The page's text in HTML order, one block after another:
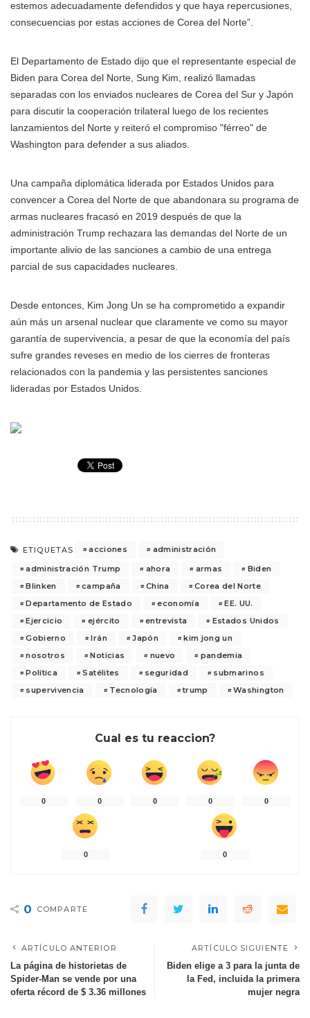
estemos adecuadamente defendidos y que haya repercusiones,
consecuencias por estas acciones de Corea del Norte”.
El Departamento de Estado dijo que el representante especial de
Biden para Corea del Norte, Sung Kim, realizó llamadas
separadas con los enviados nucleares de Corea del Sur y Japón
para discutir la cooperación trilateral luego de los recientes
lanzamientos del Norte y reiteró el compromiso "férreo" de
Washington para defender a sus aliados.
Una campaña diplomática liderada por Estados Unidos para
convencer a Corea del Norte de que abandonara su programa de
armas nucleares fracasó en 2019 después de que la
administración Trump rechazara las demandas del Norte de un
importante alivio de las sanciones a cambio de una entrega
parcial de sus capacidades nucleares.
Desde entonces, Kim Jong Un se ha comprometido a expandir
aún más un arsenal nuclear que claramente ve como su mayor
garantía de supervivencia, a pesar de que la economía del país
sufre grandes reveses en medio de los cierres de fronteras
relacionados con la pandemia y las persistentes sanciones
lideradas por Estados Unidos.
ETIQUETAS acciones
administración
administración Trump
ahora armas
Biden
Blinken
campaña China
Corea del Norte
Departamento de Estado
economía
EE. UU.
Ejercicio
ejército entrevista
Estados Unidos
Gobierno
Irán Japón
kim jong un
nosotros
Noticias nuevo
pandemia
Política
Satélites seguridad
submarinos
supervivencia
Tecnología trump Washington
Cual es tu reaccion?
0 0 0 0 0
0 0
0 COMPARTE
ARTÍCULO ANTERIOR
La página de historietas de
Spider-Man se vende por una
oferta récord de $ 3.36 millones
ARTÍCULO SIGUIENTE
Biden elige a 3 para la junta de
la Fed, incluida la primera
mujer negra